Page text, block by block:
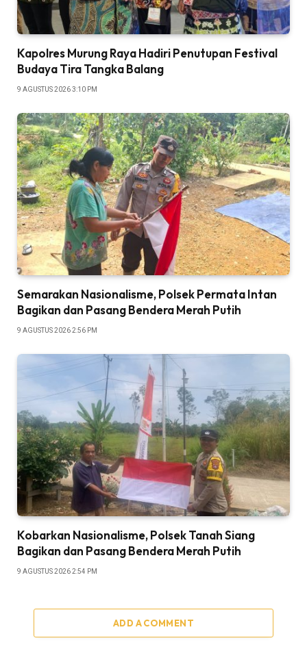
Kapolres Murung Raya Hadiri Penutupan Festival
Budaya Tira Tangka Balang
9 AGUSTUS 2026 3:10 PM
Semarakan Nasionalisme, Polsek Permata Intan
Bagikan dan Pasang Bendera Merah Putih
9 AGUSTUS 2026 2:56 PM
Kobarkan Nasionalisme, Polsek Tanah Siang
Bagikan dan Pasang Bendera Merah Putih
9 AGUSTUS 2026 2:54 PM
ADD A COMMENT